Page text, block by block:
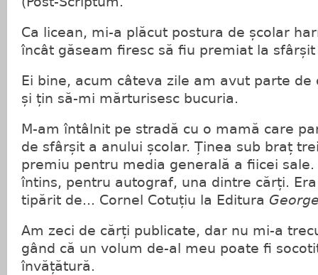
Ca licean, mi-a plăcut postura de școlar
încât găseam firesc să fiu premiat la sfârșit
Ei bine, acum câteva zile am avut parte
și țin să-mi mărturisesc bucuria.
M-am întâlnit pe stradă cu o mamă care
de sfârșit a anului școlar. Ținea sub braț
premiu pentru media generală a fiicei
întins, pentru autograf, una dintre cărți. Era
tipărit de... Cornel Cotuțiu la Editura
Am zeci de cărți publicate, dar nu mi-a
gând că un volum de-al meu poate fi
învățătură.